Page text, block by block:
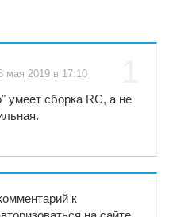
мая 2019 в 17:10
умеет сборка RC, а не
к